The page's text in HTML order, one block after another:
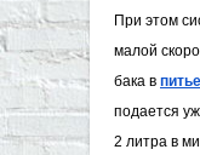
При этом
малой
бака в
подается
2 литра в